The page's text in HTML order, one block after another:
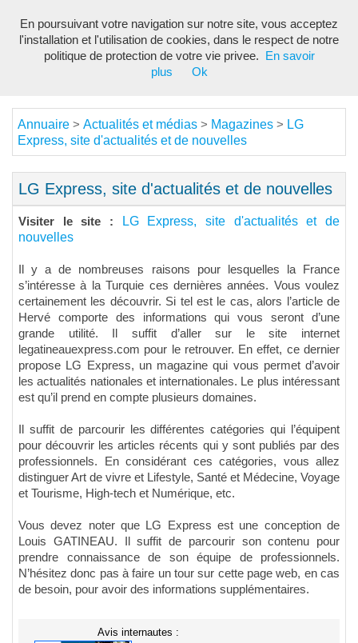
Annuaire > Actualités et médias > Magazines > LG
Express, site d'actualités et de nouvelles
LG Express, site d'actualités et de nouvelles
Visiter le site :
LG Express, site d'actualités et de
nouvelles
Il y a de nombreuses raisons pour lesquelles la France
s’intéresse à la Turquie ces dernières années. Vous voulez
certainement les découvrir. Si tel est le cas, alors l’article de
Hervé comporte des informations qui vous seront d’une
grande utilité. Il suffit d’aller sur le site internet
legatineauexpress.com pour le retrouver. En effet, ce dernier
propose LG Express, un magazine qui vous permet d’avoir
les actualités nationales et internationales. Le plus intéressant
est qu’il prend en compte plusieurs domaines.
Il suffit de parcourir les différentes catégories qui l’équipent
pour découvrir les articles récents qui y sont publiés par des
professionnels. En considérant ces catégories, vous allez
distinguer Art de vivre et Lifestyle, Santé et Médecine, Voyage
et Tourisme, High-tech et Numérique, etc.
Vous devez noter que LG Express est une conception de
Louis GATINEAU. Il suffit de parcourir son contenu pour
prendre connaissance de son équipe de professionnels.
N’hésitez donc pas à faire un tour sur cette page web, en cas
de besoin, pour avoir des informations supplémentaires.
Avis internautes :
En poursuivant votre navigation sur notre site, vous acceptez
l'installation et l'utilisation de cookies, dans le respect de notre
politique de protection de votre vie privee.
En savoir
plus
Ok